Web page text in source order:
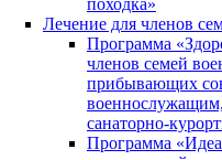
походка»
Лечение для членов
Программа
членов семей
прибывающих
санаторно-
Программа